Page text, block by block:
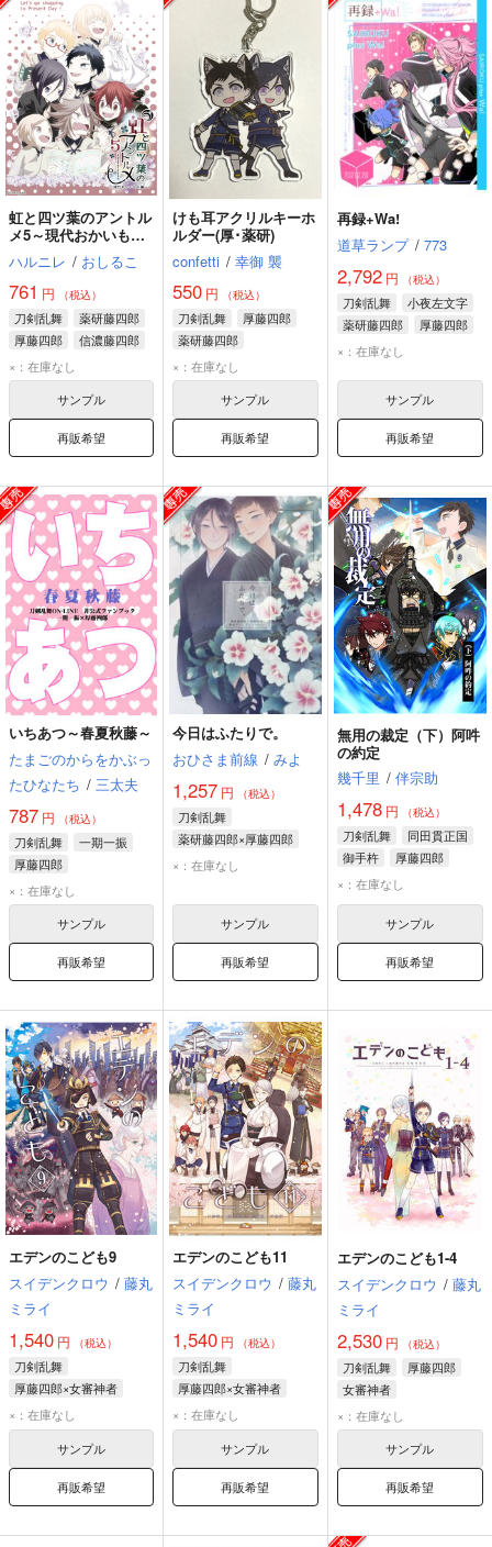
虹と四ツ葉のアントル
メ5～現代おかいもの
ハルニレ / おしるこ
761 円 （税込）
刀剣乱舞
薬研藤四郎
厚藤四郎
信濃藤四郎
×：在庫なし
サンプル
再販希望
けも耳アクリルキーホ
ルダー(厚･薬研)
confetti / 幸御 襲
550 円 （税込）
刀剣乱舞
厚藤四郎
薬研藤四郎
×：在庫なし
サンプル
再販希望
再録+Wa!
道草ランプ / 773
2,792円 （税込）
刀剣乱舞
小夜左文字
薬研藤四郎
厚藤四郎
×：在庫なし
サンプル
再販希望
いちあつ～春夏秋藤～
たまごのからをかぶっ
たひなたち / 三太夫
787 円 （税込）
刀剣乱舞
一期一振
厚藤四郎
×：在庫なし
サンプル
再販希望
今日はふたりで。
おひさま前線 / みよ
1,257 円 （税込）
刀剣乱舞
薬研藤四郎×厚藤四郎
薬研藤四郎
×：在庫なし
サンプル
再販希望
無用の裁定（下）阿吽
の約定
幾千里 / 伴宗助
1,478円 （税込）
刀剣乱舞
同田貫正国
御手杵
厚藤四郎
×：在庫なし
サンプル
再販希望
エデンのこども9
スイデンクロウ / 藤丸
ミライ
1,540 円 （税込）
刀剣乱舞
厚藤四郎×女審神者
厚藤四郎
燭台切光忠
×：在庫なし
サンプル
再販希望
エデンのこども11
スイデンクロウ / 藤丸
ミライ
1,540 円 （税込）
刀剣乱舞
厚藤四郎×女審神者
厚藤四郎
×：在庫なし
サンプル
再販希望
エデンのこども1-4
スイデンクロウ / 藤丸
ミライ
2,530円 （税込）
刀剣乱舞
厚藤四郎
女審神者
×：在庫なし
サンプル
再販希望